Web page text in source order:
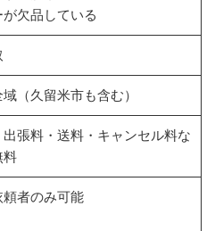
が欠品している
（久留米市も含む）
張料・送料・キャンセル料な
料
者のみ可能